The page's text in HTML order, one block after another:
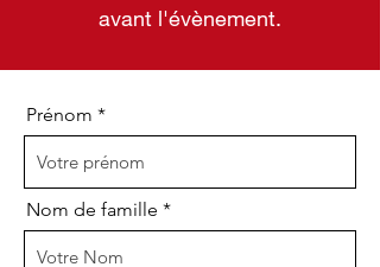
Prénom
Nom de famille
avant l'évènement.